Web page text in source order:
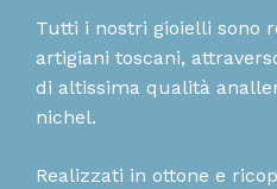
Tutti i nostri gioielli sono
artigiani toscani,
di altissima qualità
nichel.
Realizzati in ottone e